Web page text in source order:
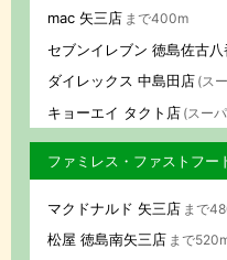
mac 矢三店 まで400m
セブンイレブン 徳島佐古八
ダイレックス 中島田店 (ス
キョーエイ タクト店 (スー
ファミレス・ファストフー
マクドナルド 矢三店 まで
松屋 徳島南矢三店 まで